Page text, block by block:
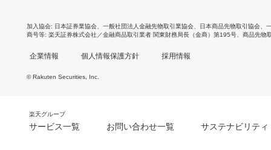
加入協会 日本証券業協会 一般社団法人金融先物取引業協会 日本商品先物取引協会
商号等 楽天証券株式会社／金融商品取引業者 関東財務局長（金商）第195号、商品先物
企業情報 個人情報保護方針 採用情報
© Rakuten Securities, Inc.
楽天グループ
サービス一覧 お問い合わせ一覧 サステナビリティ